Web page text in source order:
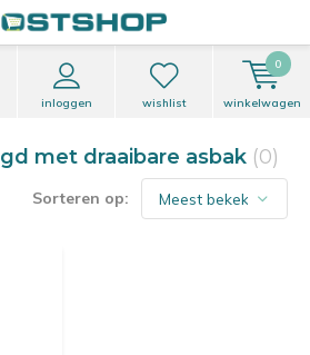
inloggen wishlist winkelwagen
0
met draaibare asbak (0)
Sorteren op: